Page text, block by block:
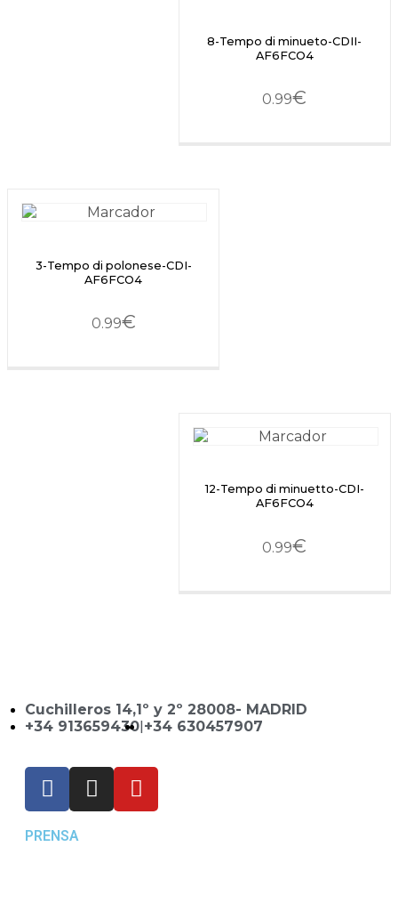
8-Tempo di minueto-CDII-
AF6FCO4
0.99€
3-Tempo di polonese-CDI-
AF6FCO4
0.99€
12-Tempo di minuetto-CDI-
AF6FCO4
0.99€
Cuchilleros 14,1º y 2º 28008- MADRID
+34 913659430|+34 630457907
PRENSA